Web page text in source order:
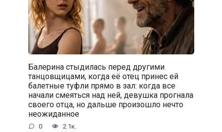
Балерина стыдилась перед другими
танцовщицами, когда её отец принес ей
балетные туфли прямо в зал: когда все
начали смеяться над ней, девушка прогнала
своего отца, но дальше произошло нечто
неожиданное
0 2.1к.